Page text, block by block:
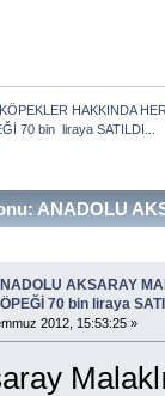
KÖPEKLER HAKKINDA
70 bin  liraya SATILDI...
ANADOLU
AKSARAY
70 bin liraya
2012, 15:53:25 »